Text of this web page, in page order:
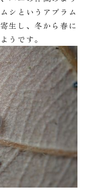
シというアブラム
生し、冬から春に
うです。